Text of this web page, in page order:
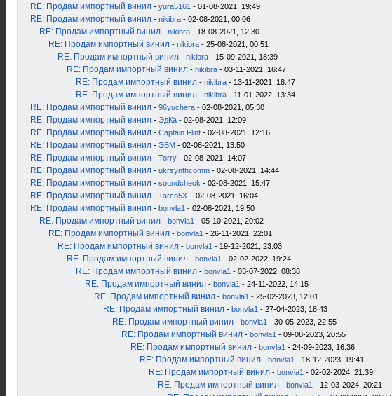
RE: Продам импортный винил - yura5161 - 01-08-2021, 19:49
RE: Продам импортный винил - nikibra - 02-08-2021, 00:06
RE: Продам импортный винил - nikibra - 18-08-2021, 12:30
RE: Продам импортный винил - nikibra - 25-08-2021, 00:51
RE: Продам импортный винил - nikibra - 15-09-2021, 18:39
RE: Продам импортный винил - nikibra - 03-11-2021, 16:47
RE: Продам импортный винил - nikibra - 13-11-2021, 18:47
RE: Продам импортный винил - nikibra - 11-01-2022, 13:34
RE: Продам импортный винил - 96yuchera - 02-08-2021, 05:30
RE: Продам импортный винил - ЭдКа - 02-08-2021, 12:09
RE: Продам импортный винил - Captain Flint - 02-08-2021, 12:16
RE: Продам импортный винил - ЭВМ - 02-08-2021, 13:50
RE: Продам импортный винил - Torry - 02-08-2021, 14:07
RE: Продам импортный винил - ukrsynthcomm - 02-08-2021, 14:44
RE: Продам импортный винил - soundcheck - 02-08-2021, 15:47
RE: Продам импортный винил - Tarco53. - 02-08-2021, 16:04
RE: Продам импортный винил - bonvla1 - 02-08-2021, 19:50
RE: Продам импортный винил - bonvla1 - 05-10-2021, 20:02
RE: Продам импортный винил - bonvla1 - 26-11-2021, 22:01
RE: Продам импортный винил - bonvla1 - 19-12-2021, 23:03
RE: Продам импортный винил - bonvla1 - 02-02-2022, 19:24
RE: Продам импортный винил - bonvla1 - 03-07-2022, 08:38
RE: Продам импортный винил - bonvla1 - 24-11-2022, 14:15
RE: Продам импортный винил - bonvla1 - 25-02-2023, 12:01
RE: Продам импортный винил - bonvla1 - 27-04-2023, 18:43
RE: Продам импортный винил - bonvla1 - 30-05-2023, 22:55
RE: Продам импортный винил - bonvla1 - 09-08-2023, 20:55
RE: Продам импортный винил - bonvla1 - 24-09-2023, 16:36
RE: Продам импортный винил - bonvla1 - 18-12-2023, 19:41
RE: Продам импортный винил - bonvla1 - 02-02-2024, 21:39
RE: Продам импортный винил - bonvla1 - 12-03-2024, 20:21